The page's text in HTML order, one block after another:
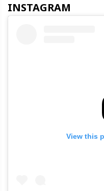
INSTAGRAM
View this